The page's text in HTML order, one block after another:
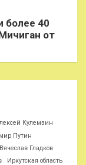
более 40
от
Кулемзин
Путин
Вячеслав Гладков
Иркутская область